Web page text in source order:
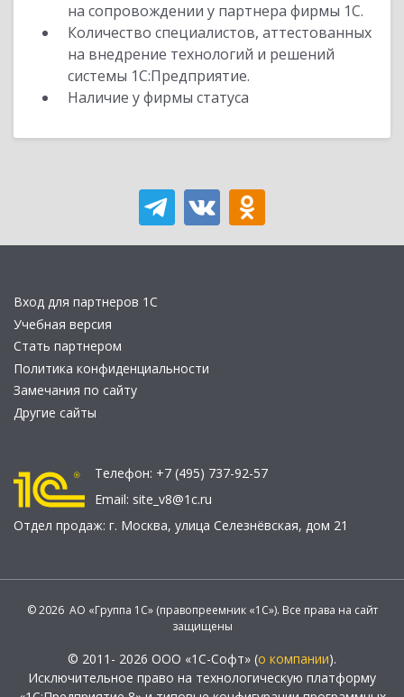
на сопровождении у партнера фирмы 1С.
Количество специалистов, аттестованных
на внедрение технологий и решений
системы 1С:Предприятие.
Наличие у фирмы статуса
Вход для партнеров 1С
Учебная версия
Стать партнером
Политика конфиденциальности
Замечания по сайту
Другие сайты
Телефон: +7 (495) 737-92-57
Email: site_v8@1c.ru
Отдел продаж: г. Москва, улица Селезнёвская, дом 21
© 2026 АО «Группа 1С» (правопреемник «1С»). Все права на сайт
защищены
© 2011- 2026 ООО «1С-Софт» (о компании).
Исключительное право на технологическую платформу